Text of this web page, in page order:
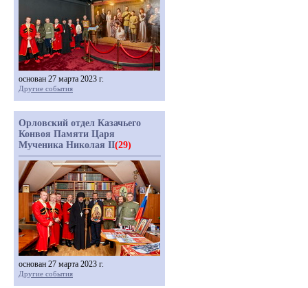
основан 27 марта 2023 г.
Другие события
Орловский отдел Казачьего
Конвоя Памяти Царя
Мученика Николая II(29)
основан 27 марта 2023 г.
Другие события